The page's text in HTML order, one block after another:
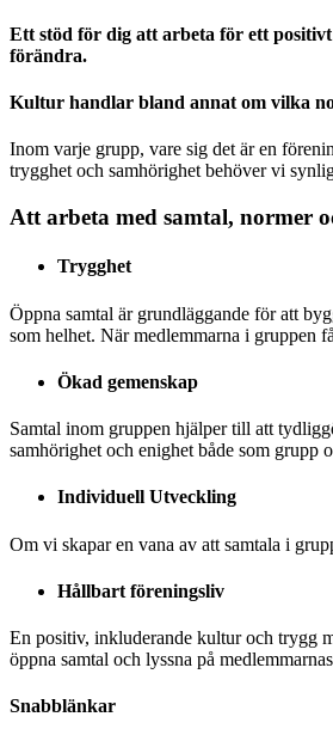
Ett stöd för dig att arbeta för ett
förändra.
Kultur handlar bland annat om vilka
Inom varje grupp, vare sig det är en
trygghet och samhörighet behöver vi
Att arbeta med samtal, normer
Trygghet
Öppna samtal är grundläggande för att
som helhet. När medlemmarna i gruppen
Ökad gemenskap
Samtal inom gruppen hjälper till att
samhörighet och enighet både som grupp
Individuell Utveckling
Om vi skapar en vana av att samtala i
Hållbart föreningsliv
En positiv, inkluderande kultur och trygg
öppna samtal och lyssna på
Snabblänkar